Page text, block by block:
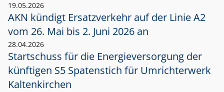
19.05.2026
AKN kündigt Ersatzverkehr auf der Linie A2
vom 26. Mai bis 2. Juni 2026 an
28.04.2026
Startschuss für die Energieversorgung der
künftigen S5 Spatenstich für Umrichterwerk
Kaltenkirchen